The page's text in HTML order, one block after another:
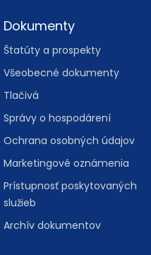
Dokumenty
Štatúty a prospekty
Všeobecné dokumenty
Tlačivá
Správy o hospodárení
Ochrana osobných údajov
Marketingové oznámenia
Prístupnosť poskytovaných
služieb
Archív dokumentov